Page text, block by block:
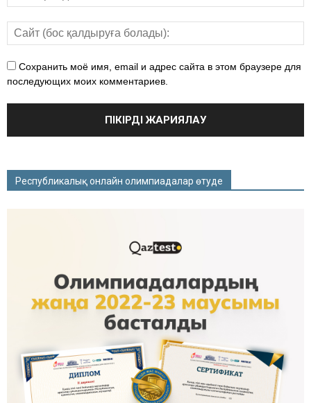
Сохранить моё имя, email и адрес сайта в этом браузере для
последующих моих комментариев.
Республикалық онлайн олимпиадалар өтуде